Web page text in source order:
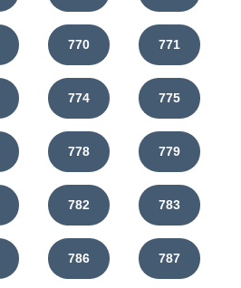
770 771
774 775
778 779
782 783
786 787